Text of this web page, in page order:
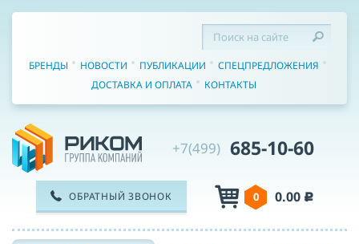
БРЕНДЫ НОВОСТИ ПУБЛИКАЦИИ
СПЕЦПРЕДЛОЖЕНИЯ
ДОСТАВКА И ОПЛАТА
КОНТАКТЫ
+7(499) 685-10-60
ОБРАТНЫЙ ЗВОНОК 0 0.00 c